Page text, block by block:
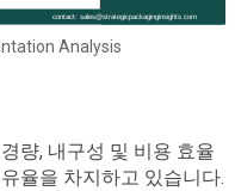
Analysis
량, 내구성 및 비용 효율
율을 차지하고 있습니다.